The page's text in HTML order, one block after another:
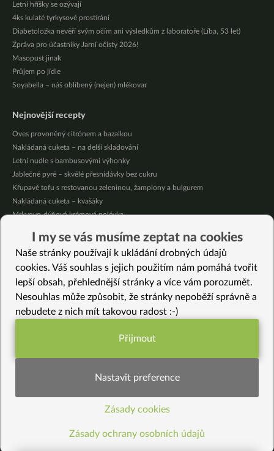
Letní hříšky se ozývají
4ks kulaté tyrkysové prostírání
Diabetoložka nevěří svým očím ani výsledkům z laboratoře (Líba, 53 let)
Zpráva pro účastníky Jarní očisty 2026!
Masopust jinak
Průjem po jídle
Soyabella – náš oblíbený (nejen) mlékovar
Nejnovější recepty
Oves provoněný citrónem a bazalkou
Nakládaná cuketa – na delší skladování
Letní nudle s bambusovými výhonky
Jablečné pyré – skvělé přesnídávky bez cukru
Křupavé tofu s restovanou zeleninou, žampiony a bulgurem
Nakládaná cuketa – kvašáky
Mrkvovo-dýňová krémová polévka
Osvěžující čaj s citronovými bylinkami
Nepečený jablečný dort s rybízem
Vybrané recepty
Chuďasova krémová polévka
Hummus mango curry
Pohankové palačinky s náplní z rýže, zeleniny a cizrnové pomazánky
Krém z tuřínu a hlívy ústřičné
Jáhlový dezert s čokoládou a kokosem (bez mléka a cukru)
I my se vás musíme zeptat na cookies
Naše stránky používají k ukládání drobných údajů
cookies. Váš souhlas s jejich použitím nám pomáhá tvořit
lepší obsah, přehlednější stránky a více vám porozumět.
Nesouhlas může způsobit, že stránky nepoběží správně a
nebudete z nich mít takovou radost :-)
Funkční nastavení potřebujeme (vždy
Statistiky pro lepší obsah
Přijmout
Nastavit preference
Zásady cookies
Zásady ochrany osobních údajů